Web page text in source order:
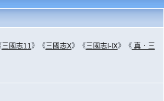
三國志11》《三國志X》《三國志I-IX》《真．三